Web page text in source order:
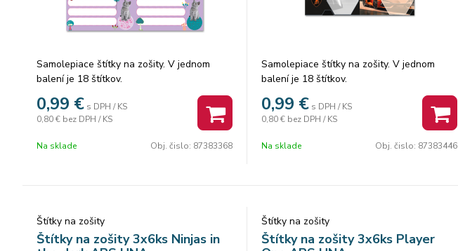
Samolepiace štítky na zošity. V jednom
balení je 18 štítkov.
0,99 € s DPH / KS
0,80 € bez DPH / KS
Na sklade Obj. čislo: 87383368
Samolepiace štítky na zošity. V jednom
balení je 18 štítkov.
0,99 € s DPH / KS
0,80 € bez DPH / KS
Na sklade Obj. čislo: 87383446
Štítky na zošity
Štítky na zošity 3x6ks Ninjas in
Štítky na zošity
Štítky na zošity 3x6ks Player